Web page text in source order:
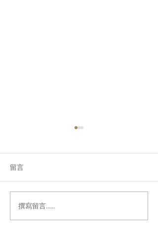
「Fusion Impact｜岩本ゼ
ロゴ台灣初個展」展現に
留言
撰寫留言......